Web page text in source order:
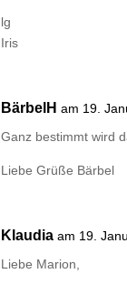
lg
Iris
BärbelH am 19.
Ganz bestimmt wird
Liebe Grüße Bärbel
Klaudia am 19.
Liebe Marion,